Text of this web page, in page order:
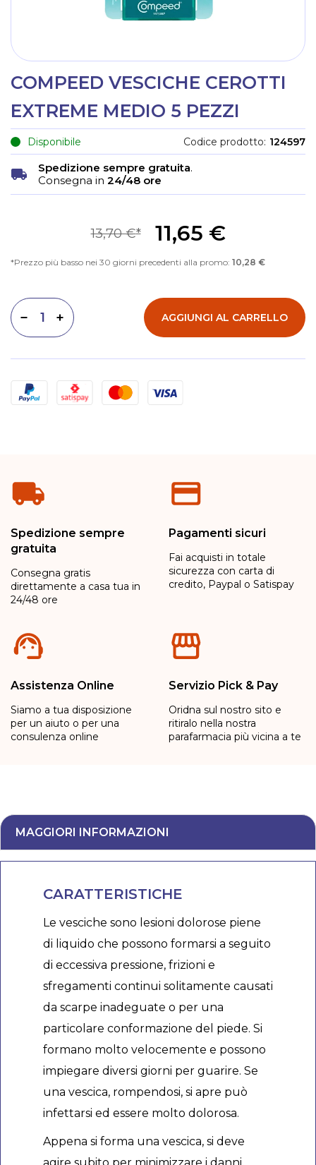
COMPEED VESCICHE CEROTTI
EXTREME MEDIO 5 PEZZI
Disponibile Codice prodotto 124597
Spedizione sempre gratuita.
Consegna in 24/48 ore
11,65 €
13,70 €
Prezzo più basso nei 30 giorni precedenti alla promo: 10,28 €
Aumenta quantità
Diminuisci quantità AGGIUNGI AL CARRELLO
Metodi di pagamento
Spedizione sempre
gratuita
Consegna gratis
direttamente a casa tua in
24/48 ore
Pagamenti sicuri
Fai acquisti in totale
sicurezza con carta di
credito, Paypal o Satispay
Assistenza Online
Siamo a tua disposizione
per un aiuto o per una
consulenza online
Servizio Pick & Pay
Oridna sul nostro sito e
ritiralo nella nostra
parafarmacia più vicina a te
MAGGIORI INFORMAZIONI
CARATTERISTICHE
Le vesciche sono lesioni dolorose piene
di liquido che possono formarsi a seguito
di eccessiva pressione, frizioni e
sfregamenti continui solitamente causati
da scarpe inadeguate o per una
particolare conformazione del piede. Si
formano molto velocemente e possono
impiegare diversi giorni per guarire. Se
una vescica, rompendosi, si apre può
infettarsi ed essere molto dolorosa.
Appena si forma una vescica, si deve
agire subito per minimizzare i danni.